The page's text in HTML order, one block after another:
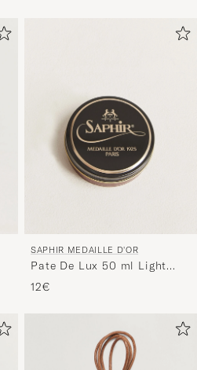
SAPHIR MEDAILLE D'OR
Pate De Lux 50 ml Light
Brown
12€